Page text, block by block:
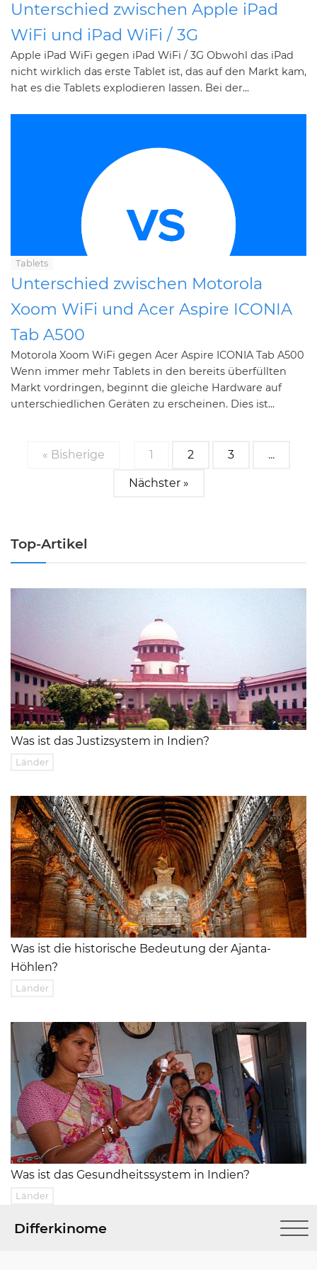
Unterschied zwischen Apple iPad
WiFi und iPad WiFi / 3G
Apple iPad WiFi gegen iPad WiFi / 3G Obwohl das iPad
nicht wirklich das erste Tablet ist, das auf den Markt kam,
hat es die Tablets explodieren lassen. Bei der...
Tablets
Unterschied zwischen Motorola
Xoom WiFi und Acer Aspire ICONIA
Tab A500
Motorola Xoom WiFi gegen Acer Aspire ICONIA Tab A500
Wenn immer mehr Tablets in den bereits überfüllten
Markt vordringen, beginnt die gleiche Hardware auf
unterschiedlichen Geräten zu erscheinen. Dies ist...
« Bisherige 1 2 3 ...
Nächster »
Top-Artikel
Was ist das Justizsystem in Indien?
Länder
Was ist die historische Bedeutung der Ajanta-
Höhlen?
Länder
Was ist das Gesundheitssystem in Indien?
Länder
Differkinome